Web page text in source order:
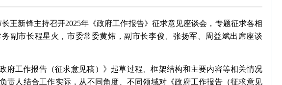
王新锋主持召开2025年《政府工作报告》征求意见座谈会，专题征求各相
副市长程星火，市委常委黄炜，副市长李俊、张扬军、周益斌出席座谈
府工作报告（征求意见稿）》起草过程、框架结构和主要内容等相关情况
责人结合工作实际，从不同角度、不同领域对《政府工作报告（征求意见